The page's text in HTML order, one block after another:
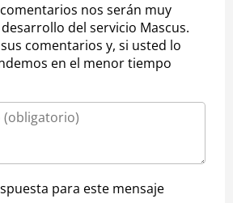
nos serán muy
del servicio Mascus.
comentarios y, si usted lo
en el menor tiempo
para este mensaje